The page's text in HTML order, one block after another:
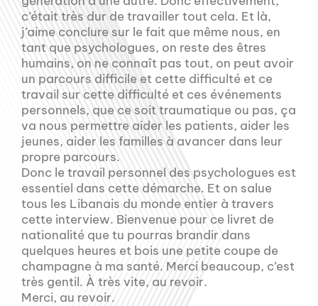
c’était très dur de travailler tout cela. Et là,
j’aime conclure sur le fait que même nous, en
tant que psychologues, on reste des êtres
humains, on ne connaît pas tout, on peut avoir
un parcours difficile et cette difficulté et ce
travail sur cette difficulté et ces événements
personnels, que ce soit traumatique ou pas, ça
va nous permettre aider les patients, aider les
jeunes, aider les familles à avancer dans leur
propre parcours.
Donc le travail personnel des psychologues est
essentiel dans cette démarche. Et on salue
tous les Libanais du monde entier à travers
cette interview. Bienvenue pour ce livret de
nationalité que tu pourras brandir dans
quelques heures et bois une petite coupe de
champagne à ma santé. Merci beaucoup, c’est
très gentil. À très vite, au revoir.
Merci, au revoir.